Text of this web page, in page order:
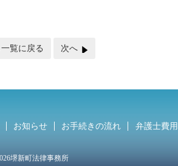
覧に戻る 次へ
お知らせ お手続きの流れ 弁護士費用
堺新町法律事務所